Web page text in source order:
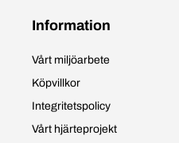
Information
Vårt miljöarbete
Köpvillkor
Integritetspolicy
Vårt hjärteprojekt